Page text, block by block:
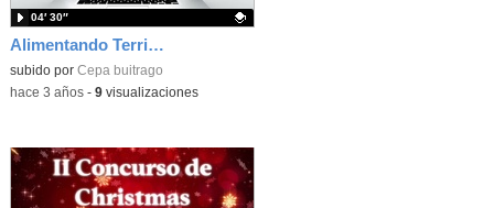
Alimentando Territorio
Contenido educativo.
subido por Cepa buitrago
04′ 30″
-hace 3 años- 9visualizaciones